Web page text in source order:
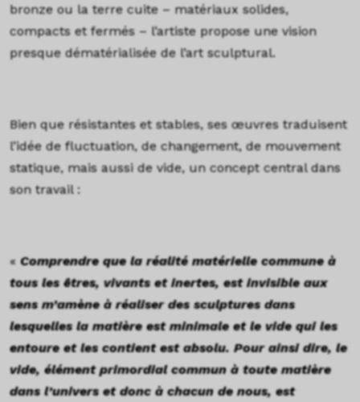
bronze ou la terre cuite – matériaux solides,
compacts et fermés – l’artiste propose une vision
presque dématérialisée de l’art sculptural.
Bien que résistantes et stables, ses œuvres traduisent
l’idée de fluctuation, de changement, de mouvement
statique, mais aussi de vide, un concept central dans
son travail :
« Comprendre que la réalité matérielle commune à
tous les êtres, vivants et inertes, est invisible aux
sens m’amène à réaliser des sculptures dans
lesquelles la matière est minimale et le vide qui les
entoure et les contient est absolu. Pour ainsi dire, le
vide, élément primordial commun à toute matière
dans l’univers et donc à chacun de nous, est